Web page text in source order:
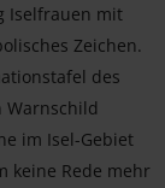
Iselfrauen mit
Zeichen.
des
im Isel-Gebiet
keine Rede mehr